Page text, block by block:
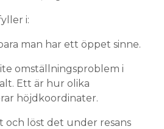
i:
man har ett öppet sinne.
omställningsproblem i
Ett är hur olika
höjdkoordinater.
och löst det under resans